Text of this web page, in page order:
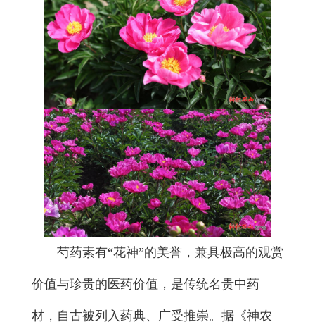
芍药素有“花神”的美誉，兼具极高的观赏
价值与珍贵的医药价值，是传统名贵中药
材，自古被列入药典、广受推崇。据《神农